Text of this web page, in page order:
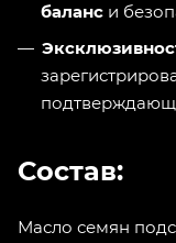
баланс и
Состав:
Масло семян